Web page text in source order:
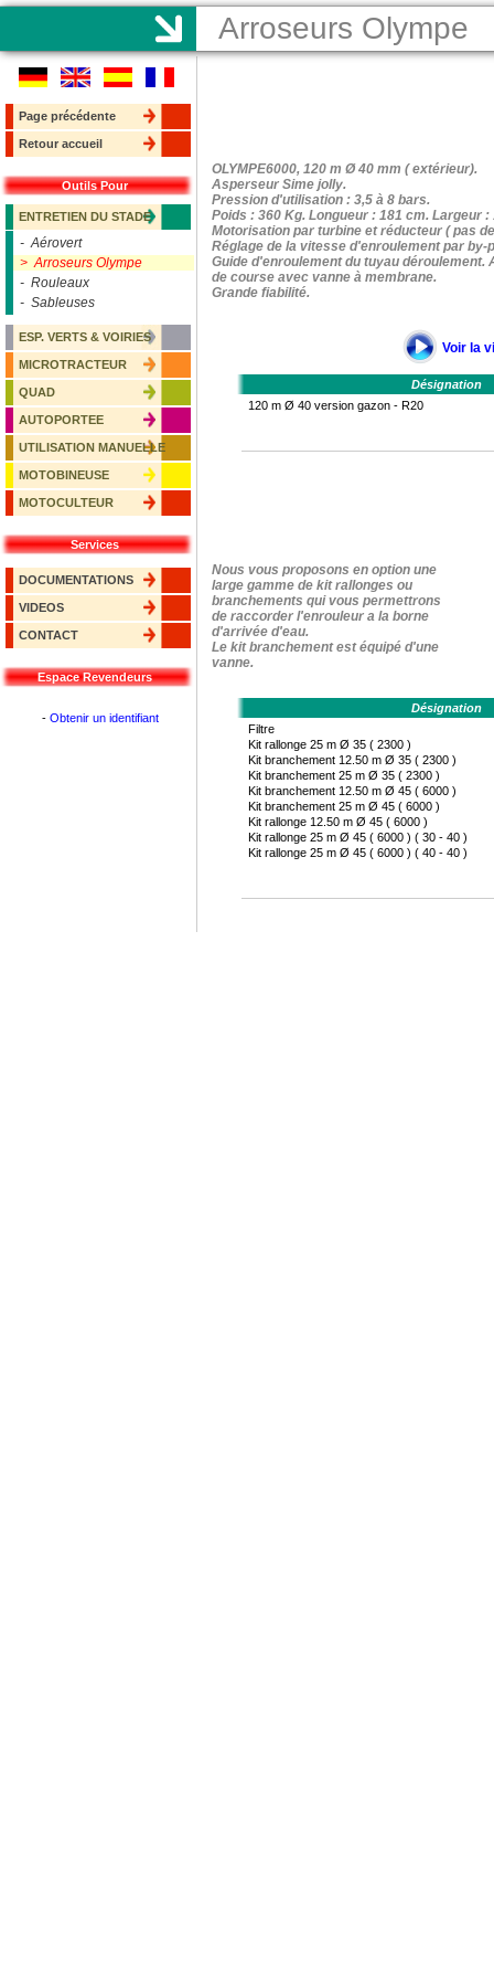
Arroseurs Olympe
Page précédente
Retour accueil
Outils Pour
ENTRETIEN DU STADE
- Aérovert
> Arroseurs Olympe
- Rouleaux
- Sableuses
ESP. VERTS & VOIRIES
MICROTRACTEUR
QUAD
AUTOPORTEE
UTILISATION MANUELLE
MOTOBINEUSE
MOTOCULTEUR
Services
DOCUMENTATIONS
VIDEOS
CONTACT
Espace Revendeurs
- Obtenir un identifiant
OLYMPE6000, 120 m Ø 40 mm ( extérieur).
Asperseur Sime jolly.
Pression d'utilisation : 3,5 à 8 bars.
Poids : 360 Kg. Longueur : 181 cm. Largeur
Motorisation par turbine et réducteur ( pas
Réglage de la vitesse d'enroulement par
Guide d'enroulement du tuyau
de course avec vanne à membrane.
Grande fiabilité.
Voir la
Désignation
120 m Ø 40 version gazon - R20
Nous vous proposons en option une
large gamme de kit rallonges ou
branchements qui vous permettrons
de raccorder l'enrouleur a la borne
d'arrivée d'eau.
Le kit branchement est équipé d'une
vanne.
Désignation
Filtre
Kit rallonge 25 m Ø 35 ( 2300 )
Kit branchement 12.50 m Ø 35 ( 2300 )
Kit branchement 25 m Ø 35 ( 2300 )
Kit branchement 12.50 m Ø 45 ( 6000 )
Kit branchement 25 m Ø 45 ( 6000 )
Kit rallonge 12.50 m Ø 45 ( 6000 )
Kit rallonge 25 m Ø 45 ( 6000 ) ( 30 - 40 )
Kit rallonge 25 m Ø 45 ( 6000 ) ( 40 - 40 )